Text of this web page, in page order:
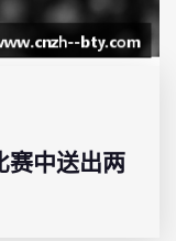
赛中送出两